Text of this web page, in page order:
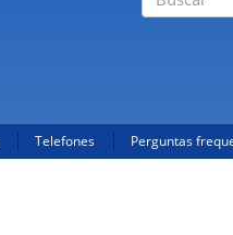
Telefones Perguntas